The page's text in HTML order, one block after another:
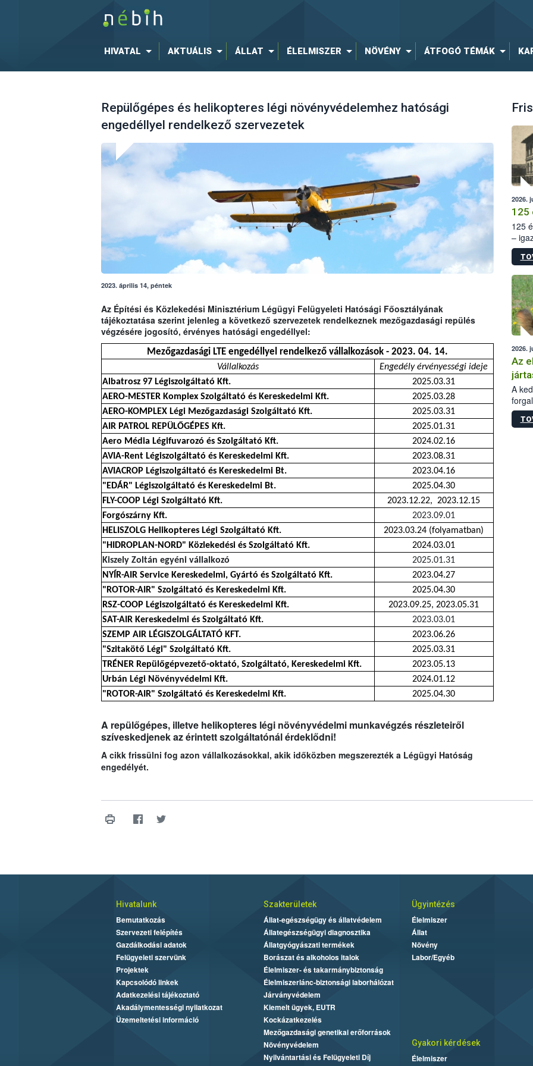
HIVATAL AKTUÁLIS ÁLLAT ÉLELMISZER NÖVÉNY ÁTFOGÓ TÉMÁK
Repülőgépes és helikopteres légi növényvédelemhez hatósági
engedéllyel rendelkező szervezetek
2023. április 14, péntek
Az Építési és Közlekedési Minisztérium Légügyi Felügyeleti Hatósági Főosztályának
tájékoztatása szerint jelenleg a következő szervezetek rendelkeznek mezőgazdasági repülés
végzésére jogosító, érvényes hatósági engedéllyel:
Mezőgazdasági LTE engedéllyel rendelkező vállalkozások - 2023. 04. 14.
Vállalkozás
Engedély érvényességi ideje
Albatrosz 97 Légiszolgáltató Kft.
2025.03.31
AERO-MESTER Komplex Szolgáltató és Kereskedelmi Kft.
2025.03.28
AERO-KOMPLEX Légi Mezőgazdasági Szolgáltató Kft.
2025.03.31
AIR PATROL REPÜLŐGÉPES Kft.
2025.01.31
Aero Média Légifuvarozó és Szolgáltató Kft.
2024.02.16
AVIA-Rent Légiszolgáltató és Kereskedelmi Kft.
2023.08.31
AVIACROP Légiszolgáltató és Kereskedelmi Bt.
2023.04.16
"EDÁR" Légiszolgáltató és Kereskedelmi Bt.
2025.04.30
FLY-COOP Légi Szolgáltató Kft.
2023.12.22, 2023.12.15
Forgószárny Kft.
2023.09.01
HELISZOLG Helikopteres Légi Szolgáltató Kft.
2023.03.24 (folyamatban)
"HIDROPLAN-NORD" Közlekedési és Szolgáltató Kft.
2024.03.01
Kiszely Zoltán egyéni vállalkozó
2025.01.31
NYÍR-AIR Service Kereskedelmi, Gyártó és Szolgáltató Kft.
2023.04.27
"ROTOR-AIR" Szolgáltató és Kereskedelmi Kft.
2025.04.30
RSZ-COOP Légiszolgáltató és Kereskedelmi Kft.
2023.09.25, 2023.05.31
SAT-AIR Kereskedelmi és Szolgáltató Kft.
2023.03.01
SZEMP AIR LÉGISZOLGÁLTATÓ KFT.
2023.06.26
"Szitakötő Légi" Szolgáltató Kft.
2025.03.31
TRÉNER Repülőgépvezető-oktató, Szolgáltató, Kereskedelmi Kft.
2023.05.13
Urbán Légi Növényvédelmi Kft.
2024.01.12
"ROTOR-AIR" Szolgáltató és Kereskedelmi Kft.
2025.04.30
A repülőgépes, illetve helikopteres légi növényvédelmi munkavégzés részleteiről
szíveskedjenek az érintett szolgáltatónál érdeklődni!
A cikk frissülni fog azon vállalkozásokkal, akik időközben megszerezték a Légügyi Hatóság
engedélyét.
2026.
125
125
–
15.
2026.
Az
A
Hivatalunk
Bemutatkozás
Szervezeti felépítés
Gazdálkodási adatok
Felügyeleti szervünk
Projektek
Kapcsolódó linkek
Adatkezelési tájékoztató
Akadálymentességi nyilatkozat
Üzemeltetési információ
Szakterületek
Állat-egészségügy és állatvédelem
Állategészségügyi diagnosztika
Állatgyógyászati termékek
Borászat és alkoholos italok
Élelmiszer- és takarmánybiztonság
Élelmiszerlánc-biztonsági laborhálózat
Járványvédelem
Kiemelt ügyek, EUTR
Kockázatkezelés
Mezőgazdasági genetikai erőforrások
Növényvédelem
Nyilvántartási és Felügyeleti Díj
Ügyintézés
Élelmiszer
Állat
Növény
Labor/Egyéb
Gyakori kérdések
Élelmiszer